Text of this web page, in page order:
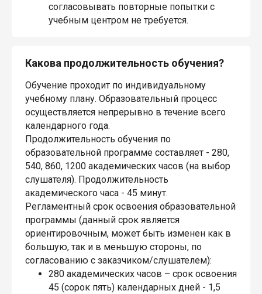
согласовывать повторные попытки с
учебным центром не требуется.
Какова продолжительность обучения?
Обучение проходит по индивидуальному
учебному плану. Образовательный процесс
осуществляется непрерывно в течение всего
календарного года.
Продолжительность обучения по
образовательной программе составляет - 280,
540, 860, 1200 академических часов (на выбор
слушателя). Продолжительность
академического часа - 45 минут.
Регламентный срок освоения образовательной
программы (данный срок является
ориентировочным, может быть изменен как в
большую, так и в меньшую стороны, по
согласованию с заказчиком/слушателем):
280 академических часов – срок освоения
45 (сорок пять) календарных дней - 1,5